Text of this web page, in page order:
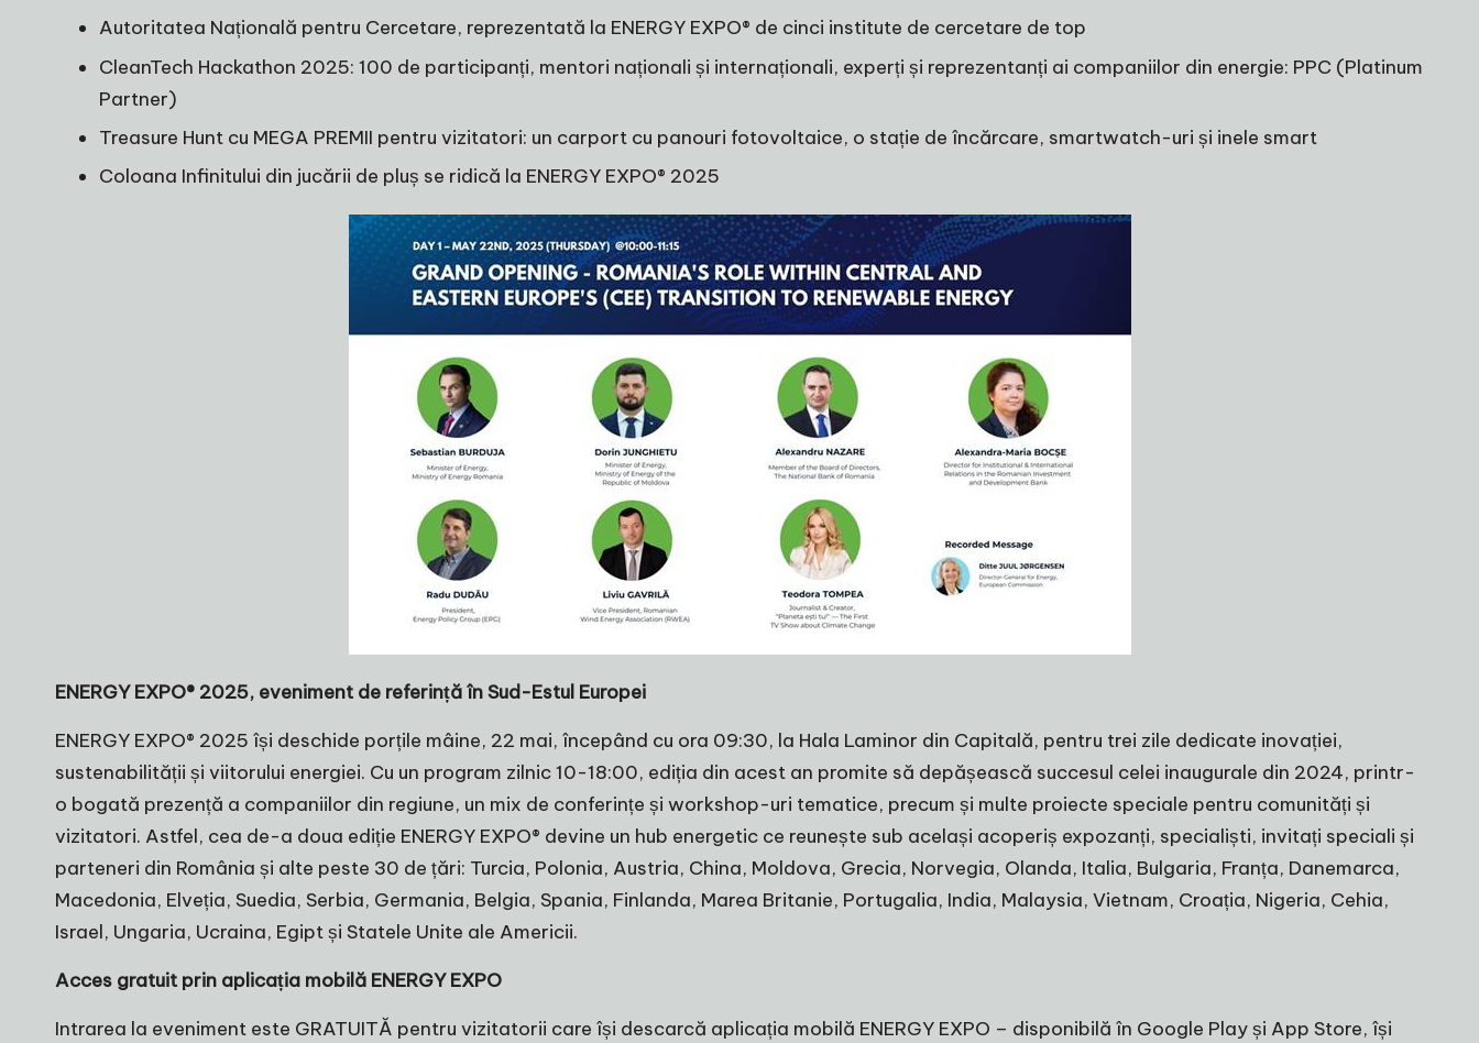
Autoritatea Națională pentru Cercetare, reprezentată la ENERGY EXPO® de cinci institute de cercetare de top
CleanTech Hackathon 2025: 100 de participanți, mentori naționali și internaționali, experți și reprezentanți ai companiilor din energie: PPC (Platinum
Partner)
Treasure Hunt cu MEGA PREMII pentru vizitatori: un carport cu panouri fotovoltaice, o stație de încărcare, smartwatch-uri și inele smart
Coloana Infinitului din jucării de pluș se ridică la ENERGY EXPO® 2025
ENERGY EXPO® 2025, eveniment de referință în Sud-Estul Europei
ENERGY EXPO® 2025 își deschide porțile mâine, 22 mai, începând cu ora 09:30, la Hala Laminor din Capitală, pentru trei zile dedicate inovației,
sustenabilității și viitorului energiei. Cu un program zilnic 10-18:00, ediția din acest an promite să depășească succesul celei inaugurale din 2024, printr-
o bogată prezență a companiilor din regiune, un mix de conferințe și workshop-uri tematice, precum și multe proiecte speciale pentru comunități și
vizitatori. Astfel, cea de-a doua ediție ENERGY EXPO® devine un hub energetic ce reunește sub același acoperiș expozanți, specialiști, invitați speciali și
parteneri din România și alte peste 30 de țări: Turcia, Polonia, Austria, China, Moldova, Grecia, Norvegia, Olanda, Italia, Bulgaria, Franța, Danemarca,
Macedonia, Elveția, Suedia, Serbia, Germania, Belgia, Spania, Finlanda, Marea Britanie, Portugalia, India, Malaysia, Vietnam, Croația, Nigeria, Cehia,
Israel, Ungaria, Ucraina, Egipt și Statele Unite ale Americii.
Acces gratuit prin aplicația mobilă ENERGY EXPO
Intrarea la eveniment este GRATUITĂ pentru vizitatorii care își descarcă aplicația mobilă ENERGY EXPO – disponibilă în Google Play și App Store, își